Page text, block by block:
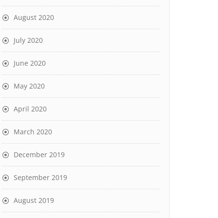
August 2020
July 2020
June 2020
May 2020
April 2020
March 2020
December 2019
September 2019
August 2019